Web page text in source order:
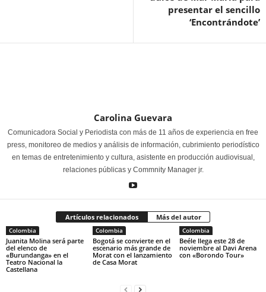
presentar el sencillo
‘Encontrándote’
Carolina Guevara
Comunicadora Social y Periodista con más de 11 años de experiencia en free
press, monitoreo de medios y análisis de información, cubrimiento periodístico
en temas de entretenimiento y cultura, asistente en producción audiovisual,
relaciones públicas y Commnity Manager jr.
Artículos relacionados Más del autor
Colombia
Juanita Molina será parte
del elenco de
«Burundanga» en el
Teatro Nacional la
Castellana
Colombia
Bogotá se convierte en el
escenario más grande de
Morat con el lanzamiento
de Casa Morat
Colombia
Beéle llega este 28 de
noviembre al Davi Arena
con «Borondo Tour»